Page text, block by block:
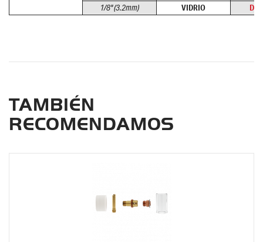
1/8" (3.2mm)
VIDRIO
TAMBIÉN
RECOMENDAMOS